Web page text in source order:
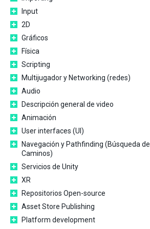
Input
2D
Gráficos
Física
Scripting
Multijugador y Networking (redes)
Audio
Descripción general de video
Animación
User interfaces (UI)
Navegación y Pathfinding (Búsqueda de
Caminos)
Servicios de Unity
XR
Repositorios Open-source
Asset Store Publishing
Platform development